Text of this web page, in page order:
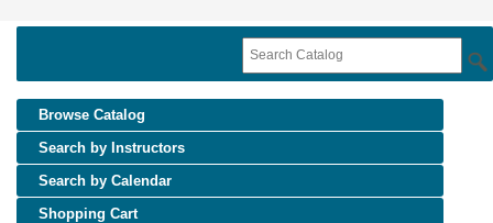
Browse Catalog
Search by Instructors
Search by Calendar
Shopping Cart